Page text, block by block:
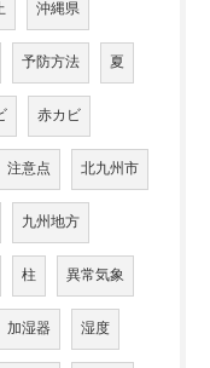
沖縄県
予防方法 夏
赤カビ
注意点 北九州市
九州地方
柱 異常気象
加湿器 湿度